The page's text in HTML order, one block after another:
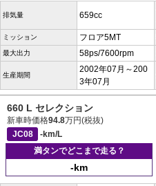
排気量 659cc
ミッション フロア5MT
最大出力 58ps/7600rpm
生産期間
2002年07月～200
3年07月
660 L セレクション
新車時価格94.8万円(税抜)
JC08
-km/L
満タンでどこまで走る？
-km